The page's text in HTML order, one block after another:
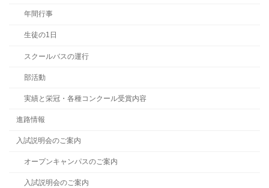
年間行事
生徒の1日
スクールバスの運行
部活動
実績と栄冠・各種コンクール受賞内容
進路情報
入試説明会のご案内
オープンキャンパスのご案内
入試説明会のご案内